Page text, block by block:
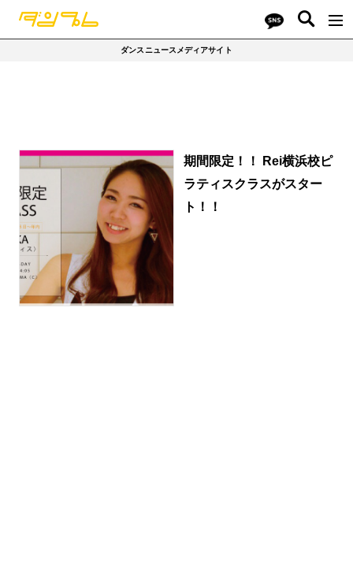
ダンスニュースメディアサイト
期間限定！！ Rei横浜校ピ
ラティスクラスがスター
ト！！